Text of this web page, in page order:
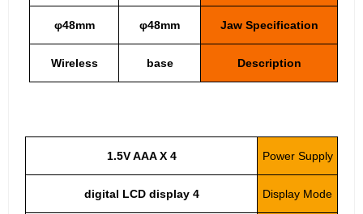
Jaw Specification
φ48mm
φ48mm
Description
base
Wireless
Power Supply
1.5V AAA X 4
Display Mode
4 digital LCD display